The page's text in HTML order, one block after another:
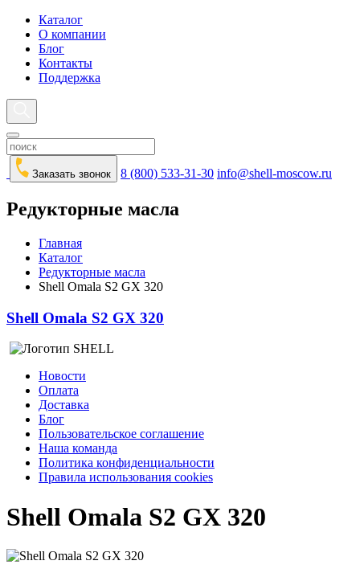
Каталог
О компании
Блог
Контакты
Поддержка
Заказать звонок 8 (800) 533-31-30 info@shell-moscow.ru
Редукторные масла
Главная
Каталог
Редукторные масла
Shell Omala S2 GX 320
Shell Omala S2 GX 320
Новости
Оплата
Доставка
Блог
Пользовательское соглашение
Наша команда
Политика конфиденциальности
Правила использования cookies
Shell Omala S2 GX 320